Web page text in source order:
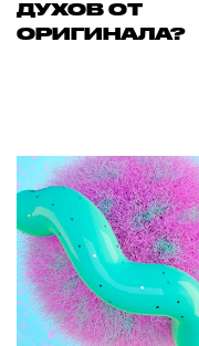
ДУХОВ ОТ
ОРИГИНАЛА?